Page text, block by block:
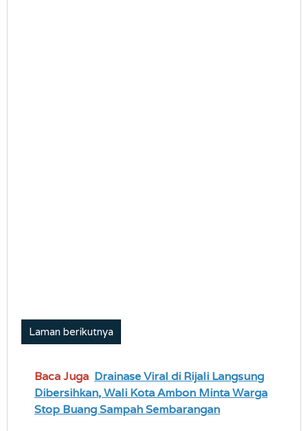
Laman berikutnya
Baca Juga Drainase Viral di Rijali Langsung
Dibersihkan, Wali Kota Ambon Minta Warga
Stop Buang Sampah Sembarangan